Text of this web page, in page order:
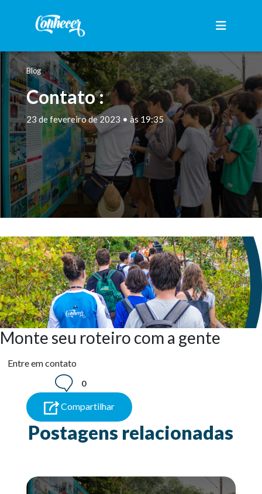
Blog
Contato :
23 de fevereiro de 2023 • às 19:35
Monte seu roteiro com a gente
Entre em contato
0
Compartilhar
Postagens relacionadas